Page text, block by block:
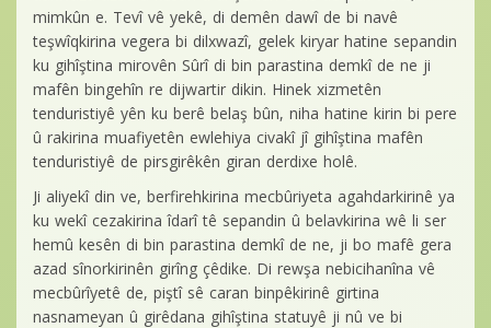
mimkûn e. Tevî vê yekê, di demên dawî de bi navê
teşwîqkirina vegera bi dilxwazî, gelek kiryar hatine sepandin
ku gihîştina mirovên Sûrî di bin parastina demkî de ne ji
mafên bingehîn re dijwartir dikin. Hinek xizmetên
tenduristiyê yên ku berê belaş bûn, niha hatine kirin bi pere
û rakirina muafiyetên ewlehiya civakî jî gihîştina mafên
tenduristiyê de pirsgirêkên giran derdixe holê.
Ji aliyekî din ve, berfirehkirina mecbûriyeta agahdarkirinê ya
ku wekî cezakirina îdarî tê sepandin û belavkirina wê li ser
hemû kesên di bin parastina demkî de ne, ji bo mafê gera
azad sînorkirinên girîng çêdike. Di rewşa nebicihanîna vê
mecbûrîyetê de, piştî sê caran binpêkirinê girtina
nasnameyan û girêdana gihîştina statuyê ji nû ve bi